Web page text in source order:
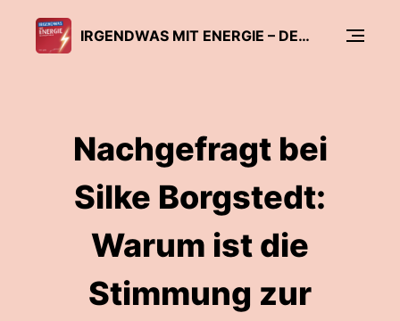
IRGENDWAS MIT ENERGIE – DER ENERGATE-PODCAST
Nachgefragt bei
Silke Borgstedt:
Warum ist die
Stimmung zur